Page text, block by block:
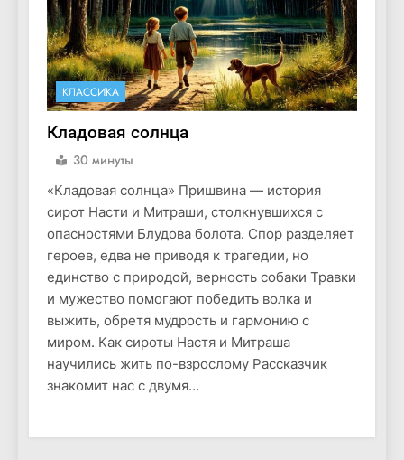
КЛАССИКА
Кладовая солнца
30 минуты
«Кладовая солнца» Пришвина — история
сирот Насти и Митраши, столкнувшихся с
опасностями Блудова болота. Спор разделяет
героев, едва не приводя к трагедии, но
единство с природой, верность собаки Травки
и мужество помогают победить волка и
выжить, обретя мудрость и гармонию с
миром. Как сироты Настя и Митраша
научились жить по-взрослому Рассказчик
знакомит нас с двумя…